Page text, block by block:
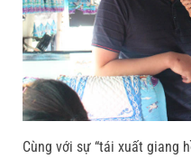
Cùng với sự “tái xuất giang